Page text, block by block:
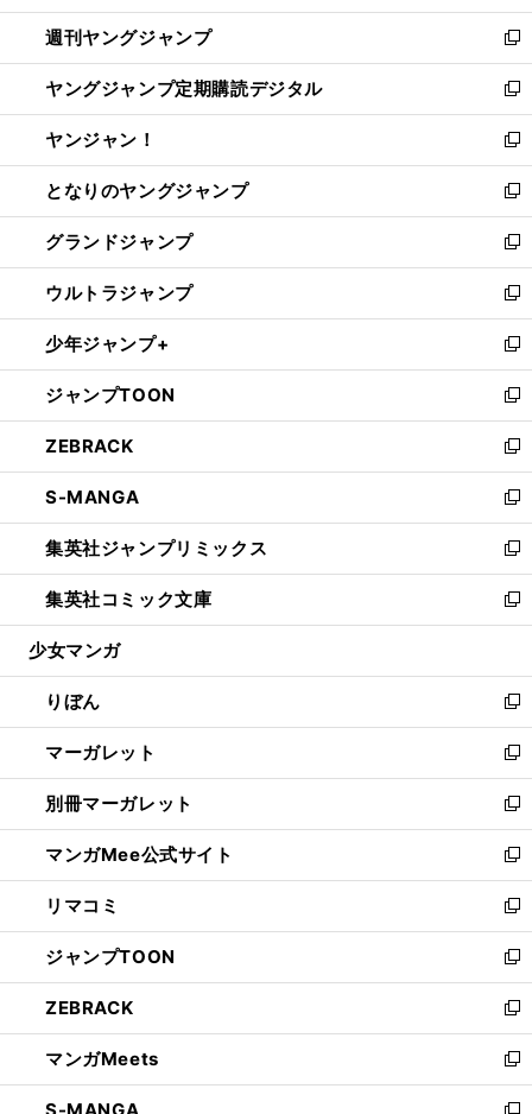
開
く
ウ
で
開
く
ン
ド
ウ
で
開
く
ウ
ィ
ン
ド
ウ
で
開
く
週刊ヤングジャンプ
新
し
い
ウ
ィ
ン
ド
ウ
で
開
く
ヤングジャンプ定期購読デジタル
新
し
い
ウ
ィ
ン
ド
ウ
で
開
く
ヤンジャン！
新
し
い
ウ
ィ
ン
ド
ウ
で
開
く
となりのヤングジャンプ
新
し
い
ウ
ィ
ン
ド
ウ
で
開
く
グランドジャンプ
新
し
い
ウ
ィ
ン
ド
ウ
で
開
く
ウルトラジャンプ
新
し
い
ウ
ィ
ン
ド
ウ
で
開
く
少年ジャンプ+
新
し
い
ウ
ィ
ン
ド
ウ
で
開
く
ジャンプTOON
新
し
い
ウ
ィ
ン
ド
ウ
で
開
ZEBRACK
新
し
い
ウ
ィ
ン
ド
ウ
開
く
S-MANGA
新
し
い
ウ
ィ
ン
ウ
で
開
く
集英社ジャンプリミックス
新
し
い
ウ
ン
ド
ウ
で
開
く
集英社コミック文庫
新
し
ウ
ィ
ン
ド
ウ
で
開
く
少女マンガ
りぼん
新
し
い
ウ
ィ
ン
ド
ウ
で
開
く
マーガレット
新
し
い
ウ
ィ
ン
ド
ウ
で
開
く
別冊マーガレット
新
し
い
ウ
ィ
ン
ド
ウ
で
開
く
マンガMee公式サイト
新
し
い
ウ
ィ
ン
ド
ウ
で
開
く
リマコミ
新
し
い
ウ
ィ
ン
ド
ウ
ジャンプTOON
新
し
い
ウ
ィ
ン
ZEBRACK
新
し
い
ウ
マンガMeets
新
し